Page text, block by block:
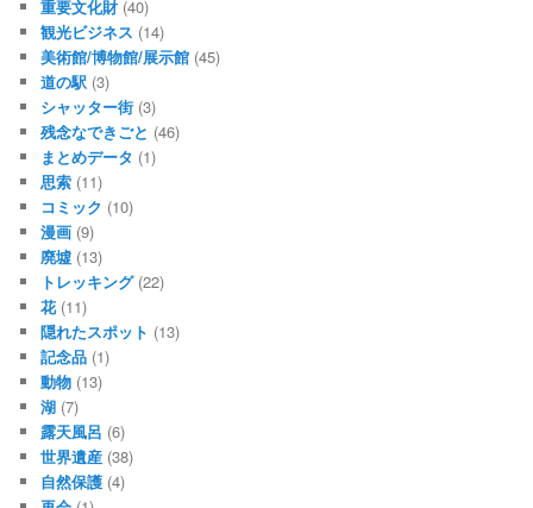
重要文化財(40)
観光ビジネス (14)
美術館/博物館/展示館 (45)
道の駅 (3)
シャッター街 (3)
残念なできごと (46)
まとめデータ (1)
思索 (11)
コミック (10)
漫画 (9)
廃墟 (13)
トレッキング(22)
花(11)
隠れたスポット (13)
記念品 (1)
動物 (13)
湖 (7)
露天風呂 (6)
世界遺産 (38)
自然保護 (4)